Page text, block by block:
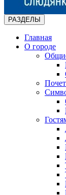
РАЗДЕЛЫ
Главная
О городе